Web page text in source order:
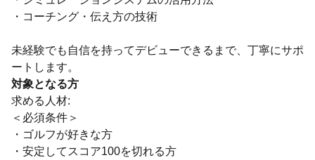
・コーチング・伝え方の技術
未経験でも自信を持ってデビューできるまで、丁寧にサポ
ートします。
対象となる方
求める人材:
＜必須条件＞
・ゴルフが好きな方
・安定してスコア100を切れる方